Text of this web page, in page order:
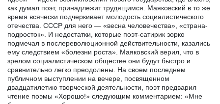
как думал поэт, принадлежит трудящимся. Маяковский в то же
время всячески подчеркивает молодость социалистического
отечества. СССР для него — «весна человечества», «страна-
подросток». И недостатки, которые поэт-сатирик зорко
подмечал в послереволюционной действительности, казались
ему следствием «болезни роста». Маяковский верил, что в
зрелом социалистическом обществе они будут быстро и
сравнительно легко преодолены. На своем последнем
публичном выступлении на вечере, посвященном
двадцатилетию творческой деятельности, поэт предварил
чтение поэмы «Хорошо!» следующим комментарием: «Мне